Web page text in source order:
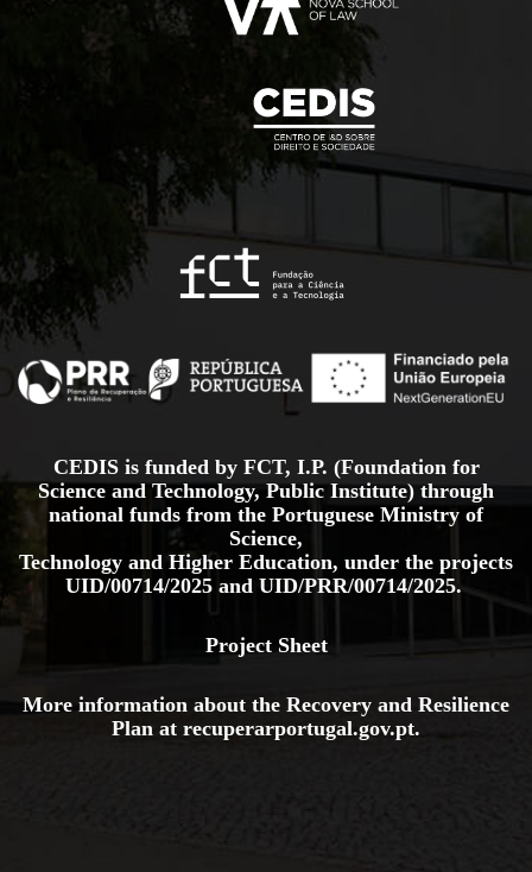
CEDIS is funded by FCT, I.P. (Foundation for
Science and Technology, Public Institute) through
national funds from the Portuguese Ministry of
Science,
Technology and Higher Education, under the projects
UID/00714/2025 and UID/PRR/00714/2025.
Project Sheet
More information about the Recovery and Resilience
Plan at recuperarportugal.gov.pt.